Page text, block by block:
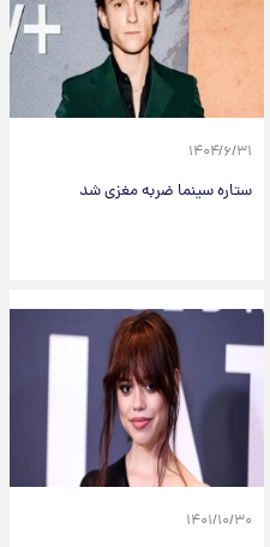
۱۴۰۴/۶/۳۱
ستاره سینما ضربه مغزی شد
۱۴۰۱/۱۰/۳۰